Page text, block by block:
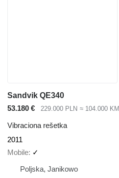
Sandvik QE340
53.180 €
229.000 PLN ≈ 104.000 KM
Vibraciona rešetka
2011
Mobile ✓
Poljska, Janikowo